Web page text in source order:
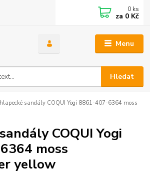
Menu
Hledat
0 ks
za 0 Kč
sandály COQUI Yogi 8861-407-6364 moss
COQUI Yogi
moss
yellow